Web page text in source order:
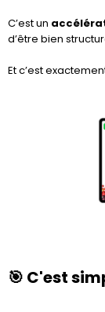
C’est un
d’être bien
Et c’est
🎯 C'est